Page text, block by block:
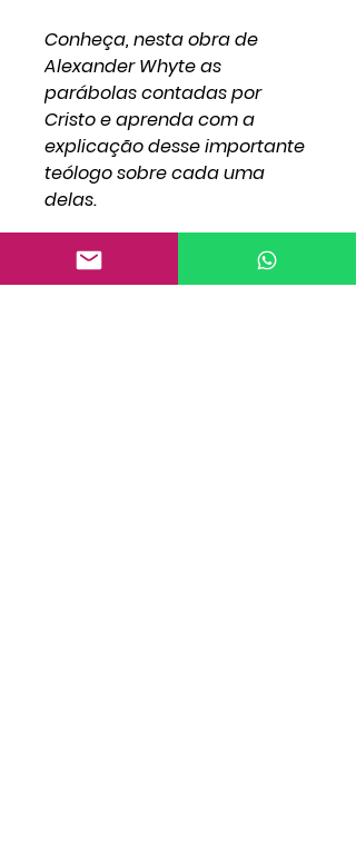
Conheça, nesta obra de
Alexander Whyte as
parábolas contadas por
Cristo e aprenda com a
explicação desse importante
teólogo sobre cada uma
delas.
Título: Parábola da Bíblia
Autor: Alexander Whyte